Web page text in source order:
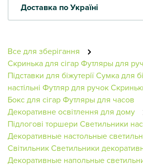
Доставка по Україні
Все для зберігання
Скринька для сігарФутляры для
Підставки для біжутеріїСумка для
настільні Футляр для ручок
Бокс для сігарФутляры для часов
Декоративне освітлення для дому
Підлогові торшери Светильники
Декоративные настольные
СвітильникСветильники
Декоративные напольные